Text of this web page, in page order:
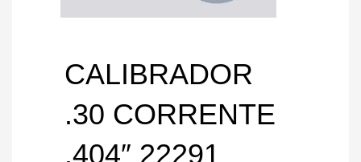
CALIBRADOR
.30 CORRENTE
.404″ 22291